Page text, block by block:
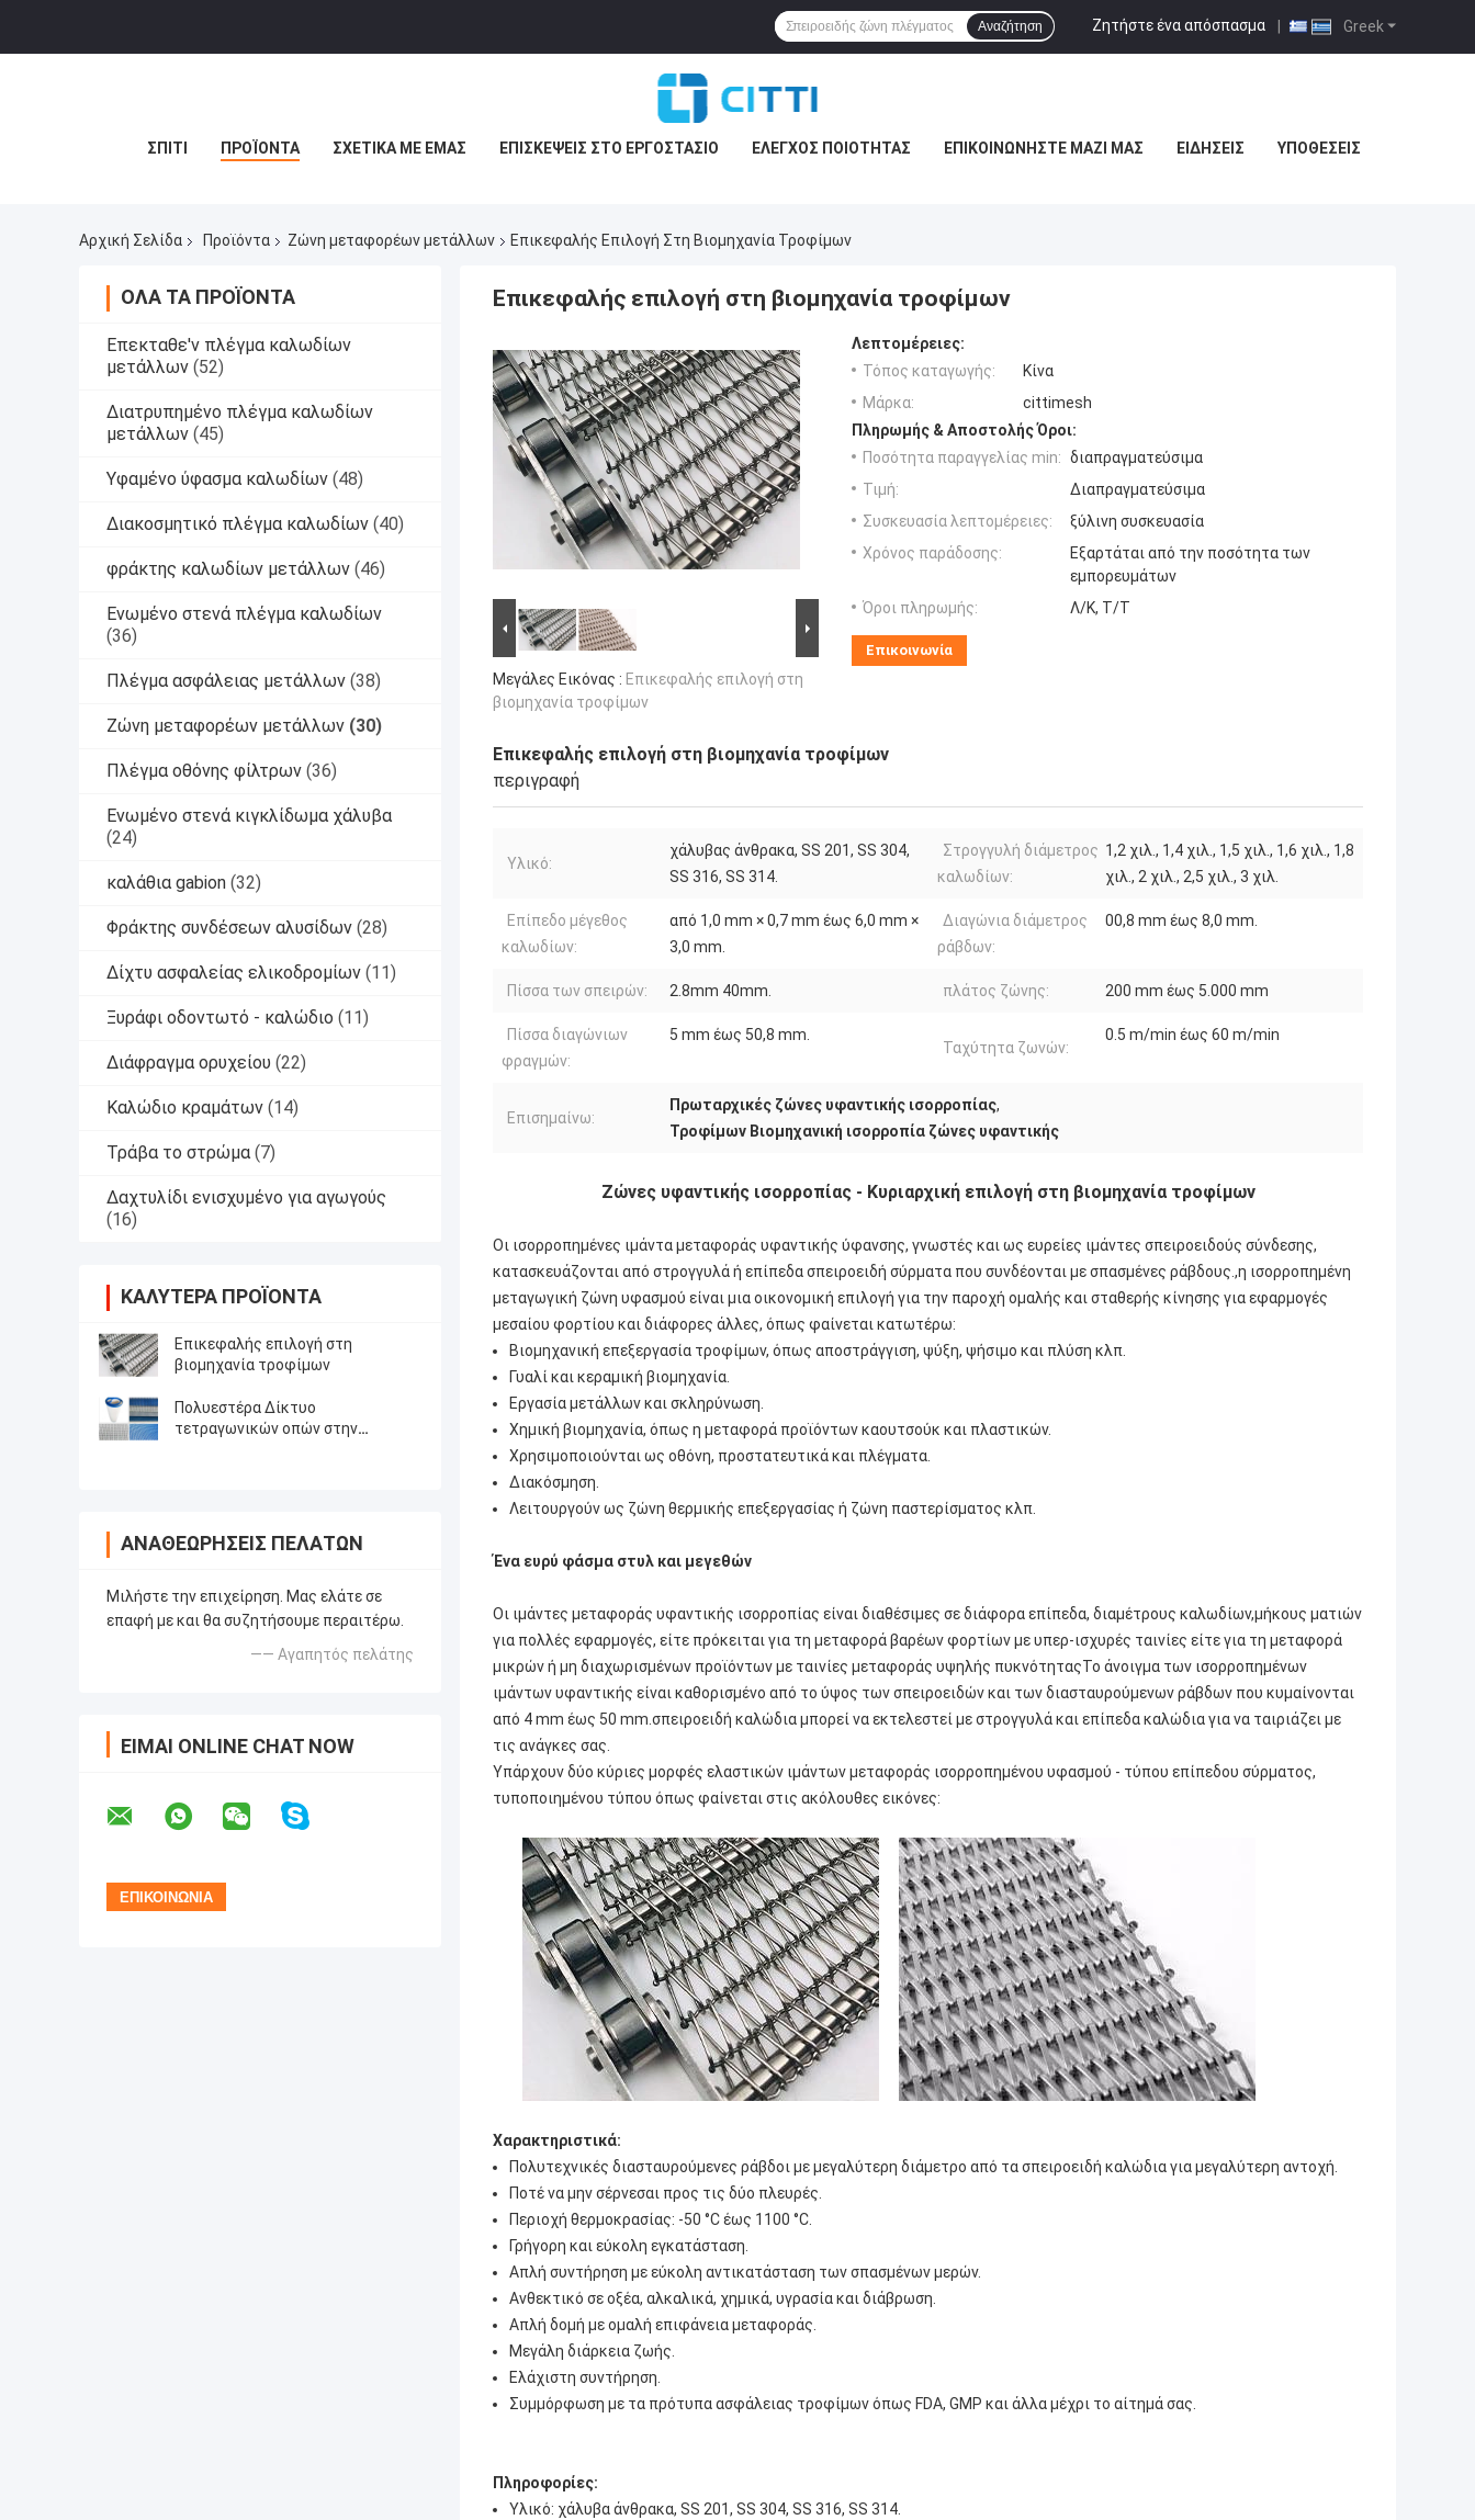
Greek
Ζητήστε ένα απόσπασμα |
Αναζήτηση
ΣΠΊΤΙ ΠΡΟΪΌΝΤΑ ΣΧΕΤΙΚΆ ΜΕ ΕΜΆΣ ΕΠΙΣΚΈΨΕΙΣ ΣΤΟ ΕΡΓΟΣΤΆΣΙΟ ΈΛΕΓΧΟΣ ΠΟΙΌΤΗΤΑΣ ΕΠΙΚΟΙΝΩΝΉΣΤΕ ΜΑΖΊ ΜΑΣ ΕΙΔΉΣΕΙΣ ΥΠΟΘΈΣΕΙΣ
Αρχική Σελίδα Προϊόντα Ζώνη μεταφορέων μετάλλων Επικεφαλής Επιλογή Στη Βιομηχανία Τροφίμων
ΌΛΑ ΤΑ ΠΡΟΪΌΝΤΑ
Επεκταθε'ν πλέγμα καλωδίων
μετάλλων (52)
Διατρυπημένο πλέγμα καλωδίων
μετάλλων (45)
Υφαμένο ύφασμα καλωδίων (48)
Διακοσμητικό πλέγμα καλωδίων (40)
φράκτης καλωδίων μετάλλων (46)
Ενωμένο στενά πλέγμα καλωδίων
(36)
Πλέγμα ασφάλειας μετάλλων (38)
Ζώνη μεταφορέων μετάλλων (30)
Πλέγμα οθόνης φίλτρων (36)
Ενωμένο στενά κιγκλίδωμα χάλυβα
(24)
καλάθια gabion (32)
Φράκτης συνδέσεων αλυσίδων (28)
Δίχτυ ασφαλείας ελικοδρομίων (11)
Ξυράφι οδοντωτό - καλώδιο (11)
Διάφραγμα ορυχείου (22)
Καλώδιο κραμάτων (14)
Τράβα το στρώμα (7)
Δαχτυλίδι ενισχυμένο για αγωγούς
(16)
ΚΑΛΎΤΕΡΑ ΠΡΟΪΌΝΤΑ
Επικεφαλής επιλογή στη
βιομηχανία τροφίμων
Πολυεστέρα Δίκτυο
τετραγωνικών οπών στην
ΑΝΑΘΕΩΡΉΣΕΙΣ ΠΕΛΑΤΏΝ
Μιλήστε την επιχείρηση. Μας ελάτε σε
επαφή με και θα συζητήσουμε περαιτέρω.
—— Αγαπητός πελάτης
ΕΊΜΑΙ ONLINE CHAT NOW
Επικεφαλής επιλογή στη βιομηχανία τροφίμων
Μεγάλες Εικόνας : Επικεφαλής επιλογή στη
βιομηχανία τροφίμων
Λεπτομέρειες:
Τόπος καταγωγής:
Κίνα
Μάρκα:
cittimesh
Πληρωμής & Αποστολής Όροι:
Ποσότητα παραγγελίας min: διαπραγματεύσιμα
Τιμή:
Διαπραγματεύσιμα
Συσκευασία λεπτομέρειες:
ξύλινη συσκευασία
Χρόνος παράδοσης:
Εξαρτάται από την ποσότητα των
εμπορευμάτων
Όροι πληρωμής:
Λ/Κ, Τ/Τ
Επικοινωνία
Επικεφαλής επιλογή στη βιομηχανία τροφίμων
περιγραφή
Υλικό:
χάλυβας άνθρακα, SS 201, SS 304,
SS 316, SS 314.
Στρογγυλή διάμετρος
καλωδίων:
1,2 χιλ., 1,4 χιλ., 1,5 χιλ., 1,6 χιλ., 1,8
χιλ., 2 χιλ., 2,5 χιλ., 3 χιλ.
Επίπεδο μέγεθος
καλωδίων:
από 1,0 mm × 0,7 mm έως 6,0 mm ×
3,0 mm.
Διαγώνια διάμετρος
ράβδων:
00,8 mm έως 8,0 mm.
Πίσσα των σπειρών: 2.8mm 40mm. πλάτος ζώνης: 200 mm έως 5.000 mm
Πίσσα διαγώνιων
φραγμών:
5 mm έως 50,8 mm.
Ταχύτητα ζωνών:
0.5 m/min έως 60 m/min
Επισημαίνω:
Πρωταρχικές ζώνες υφαντικής ισορροπίας,
Τροφίμων Βιομηχανική ισορροπία ζώνες υφαντικής
Ζώνες υφαντικής ισορροπίας - Κυριαρχική επιλογή στη βιομηχανία τροφίμων
Οι ισορροπημένες ιμάντα μεταφοράς υφαντικής ύφανσης, γνωστές και ως ευρείες ιμάντες σπειροειδούς σύνδεσης,
κατασκευάζονται από στρογγυλά ή επίπεδα σπειροειδή σύρματα που συνδέονται με σπασμένες ράβδους.,η ισορροπημένη
μεταγωγική ζώνη υφασμού είναι μια οικονομική επιλογή για την παροχή ομαλής και σταθερής κίνησης για εφαρμογές
μεσαίου φορτίου και διάφορες άλλες, όπως φαίνεται κατωτέρω:
Βιομηχανική επεξεργασία τροφίμων, όπως αποστράγγιση, ψύξη, ψήσιμο και πλύση κλπ.
Γυαλί και κεραμική βιομηχανία.
Εργασία μετάλλων και σκληρύνωση.
Χημική βιομηχανία, όπως η μεταφορά προϊόντων καουτσούκ και πλαστικών.
Χρησιμοποιούνται ως οθόνη, προστατευτικά και πλέγματα.
Διακόσμηση.
Λειτουργούν ως ζώνη θερμικής επεξεργασίας ή ζώνη παστερίσματος κλπ.
Ένα ευρύ φάσμα στυλ και μεγεθών
Οι ιμάντες μεταφοράς υφαντικής ισορροπίας είναι διαθέσιμες σε διάφορα επίπεδα, διαμέτρους καλωδίων,μήκους ματιών
για πολλές εφαρμογές, είτε πρόκειται για τη μεταφορά βαρέων φορτίων με υπερ-ισχυρές ταινίες είτε για τη μεταφορά
μικρών ή μη διαχωρισμένων προϊόντων με ταινίες μεταφοράς υψηλής πυκνότηταςΤο άνοιγμα των ισορροπημένων
ιμάντων υφαντικής είναι καθορισμένο από το ύψος των σπειροειδών και των διασταυρούμενων ράβδων που κυμαίνονται
από 4 mm έως 50 mm.σπειροειδή καλώδια μπορεί να εκτελεστεί με στρογγυλά και επίπεδα καλώδια για να ταιριάζει με
τις ανάγκες σας.
Υπάρχουν δύο κύριες μορφές ελαστικών ιμάντων μεταφοράς ισορροπημένου υφασμού - τύπου επίπεδου σύρματος,
τυποποιημένου τύπου όπως φαίνεται στις ακόλουθες εικόνες:
Χαρακτηριστικά:
Πολυτεχνικές διασταυρούμενες ράβδοι με μεγαλύτερη διάμετρο από τα σπειροειδή καλώδια για μεγαλύτερη αντοχή.
Ποτέ να μην σέρνεσαι προς τις δύο πλευρές.
Περιοχή θερμοκρασίας: -50 °C έως 1100 °C.
Γρήγορη και εύκολη εγκατάσταση.
Απλή συντήρηση με εύκολη αντικατάσταση των σπασμένων μερών.
Ανθεκτικό σε οξέα, αλκαλικά, χημικά, υγρασία και διάβρωση.
Απλή δομή με ομαλή επιφάνεια μεταφοράς.
Μεγάλη διάρκεια ζωής.
Ελάχιστη συντήρηση.
Συμμόρφωση με τα πρότυπα ασφάλειας τροφίμων όπως FDA, GMP και άλλα μέχρι το αίτημά σας.
Πληροφορίες:
Υλικό: χάλυβα άνθρακα, SS 201, SS 304, SS 316, SS 314.